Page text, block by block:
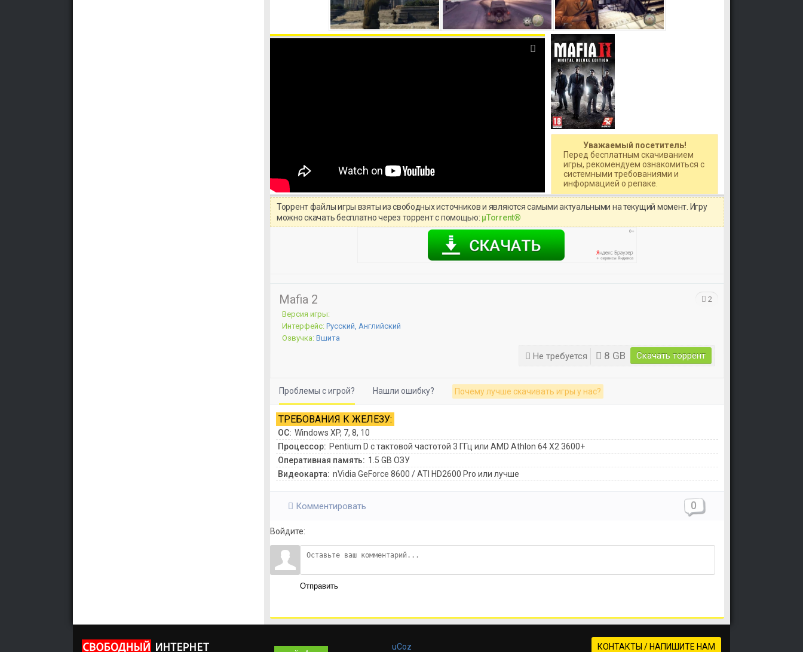
Уважаемый посетитель!
Перед бесплатным скачиванием
игры, рекомендуем ознакомиться с
системными требованиями и
информацией о репаке.
Торрент файлы игры взяты из свободных источников и являются самыми актуальными на текущий момент. Игру
можно скачать бесплатно через торрент с помощью: μTorrent®
Mafia 2
Версия игры:
Интерфейс: Русский, Английский
Озвучка: Вшита
Не требуется 8 GB Скачать торрент
2
Проблемы с игрой? Нашли ошибку? Почему лучше скачивать игры у нас?
ТРЕБОВАНИЯ К ЖЕЛЕЗУ:
ОС: Windows XP, 7, 8, 10
Процессор: Pentium D с тактовой частотой 3 ГГц или AMD Athlon 64 X2 3600+
Оперативная память: 1.5 GB ОЗУ
Видеокарта: nVidia GeForce 8600 / ATI HD2600 Pro или лучше
Комментировать 0
Войдите:
Отправить
uCoz КОНТАКТЫ / НАПИШИТЕ НАМ